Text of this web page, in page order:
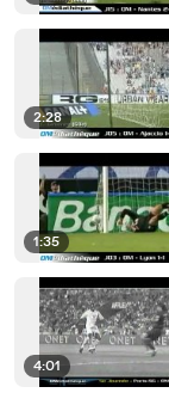
2:28
1:35
4:01